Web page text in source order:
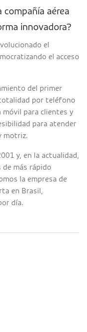
compañía aérea
innovadora?
el
el acceso
del primer
por teléfono
móvil para clientes y
para atender
motriz.
y, en la actualidad,
de más rápido
la empresa de
en Brasil,
día.